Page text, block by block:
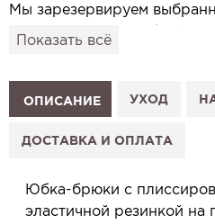
Мы зарезервируем
привезём его в удобный
1. Выберите изделие на
2. Нажмите «Заказать
3. Заполните форму и
сообщим, когда изделие
Услуга бесплатная и ни к
Показать всё
ОПИСАНИЕ УХОД
ДОСТАВКА И ОПЛАТА
Юбка-брюки с
эластичной резинкой на